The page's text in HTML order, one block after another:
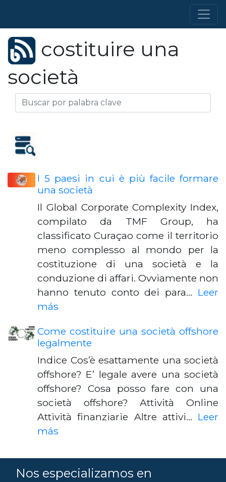
costituire una
società
I 5 paesi in cui è più facile formare
una società
Il Global Corporate Complexity Index,
compilato da TMF Group, ha
classificato Curaçao come il territorio
meno complesso al mondo per la
costituzione di una società e la
conduzione di affari. Ovviamente non
hanno tenuto conto dei para… Leer
más
Come costituire una società offshore
legalmente
Indice Cos’è esattamente una società
offshore? E’ legale avere una società
offshore? Cosa posso fare con una
società offshore? Attività Online
Attività finanziarie Altre attivi… Leer
más
Nos especializamos en